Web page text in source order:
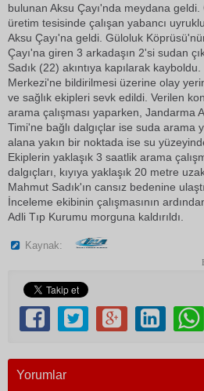
bulunan Aksu Çayı'nda meydana
üretim tesisinde çalışan yabancı
Aksu Çayı'na geldi. Güloluk
Çayı'na giren 3 arkadaşın 2'si sudan
Sadık (22) akıntıya kapılarak
Merkezi'ne bildirilmesi üzerine olay
ve sağlık ekipleri sevk edildi. Verilen
arama çalışması yaparken, Jandarma
Timi'ne bağlı dalgıçlar ise suda arama
alana yakın bir noktada ise su
Ekiplerin yaklaşık 3 saatlik arama
dalgıçları, kıyıya yaklaşık 20 metre
Mahmut Sadık'ın cansız bedenine
İnceleme ekibinin çalışmasının
Adli Tıp Kurumu morguna kaldırıldı.
Kaynak:
Yorumlar